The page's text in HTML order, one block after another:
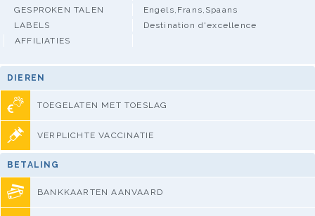
GESPROKEN TALEN
Engels,Frans,Spaans
LABELS
Destination d'excellence
AFFILIATIES
DIEREN
TOEGELATEN MET TOESLAG
VERPLICHTE VACCINATIE
BETALING
BANKKAARTEN AANVAARD